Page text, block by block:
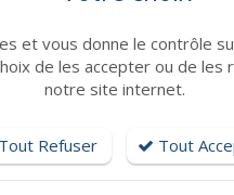
d'affaires commission total :
d'affaires (2024) :733 361,00 €
et vous donne le contrôle
de les accepter ou de les
notre site internet.
Tout Refuser Tout